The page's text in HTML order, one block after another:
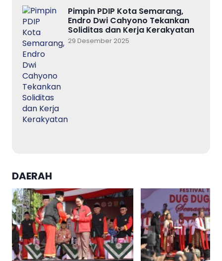
Pimpin PDIP Kota Semarang,
Endro Dwi Cahyono Tekankan
Soliditas dan Kerja Kerakyatan
29 Desember 2025
DAERAH